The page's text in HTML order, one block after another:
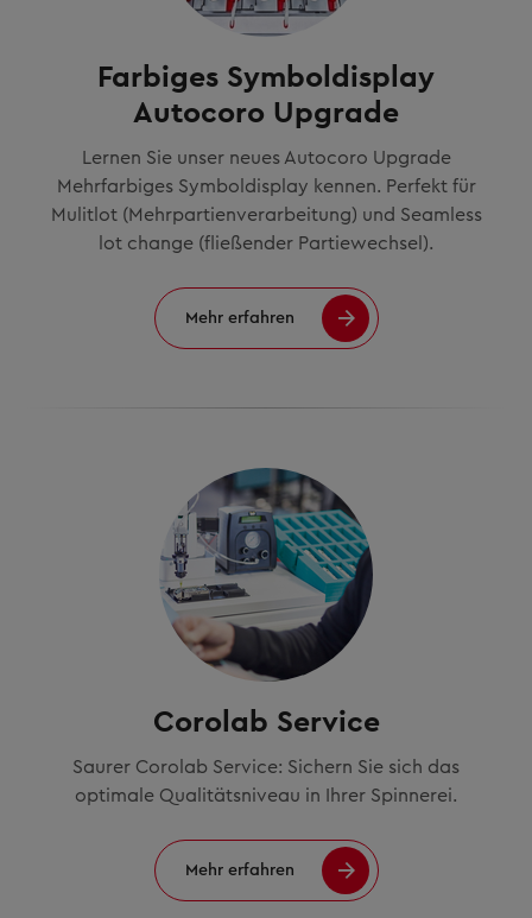
Farbiges Symboldisplay
Autocoro Upgrade
Lernen Sie unser neues Autocoro Upgrade
Mehrfarbiges Symboldisplay kennen. Perfekt für
Mulitlot (Mehrpartienverarbeitung) und Seamless
lot change (fließender Partiewechsel).
Mehr erfahren
Corolab Service
Saurer Corolab Service: Sichern Sie sich das
optimale Qualitätsniveau in Ihrer Spinnerei.
Mehr erfahren